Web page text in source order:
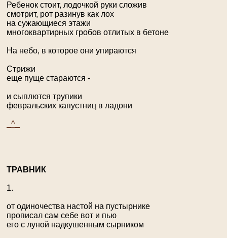
Ребенок стоит, лодочкой руки сложив
смотрит, рот разинув как лох
на сужающиеся этажи
многоквартирных гробов отлитых в бетоне
На небо, в которое они упираются
Стрижи
еще пуще стараются -
и сыплются трупики
февральских капустниц в ладони
_^_
ТРАВНИК
1.
от одиночества настой на пустырнике
прописал сам себе вот и пью
его с луной надкушенным сырником